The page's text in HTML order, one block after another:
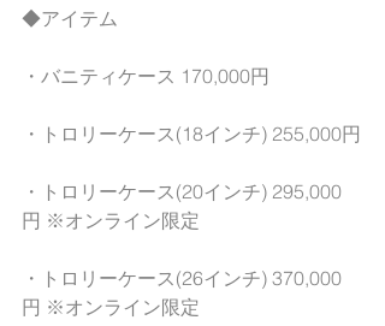
◆アイテム
・バニティケース 170,000円
・トロリーケース(18インチ) 255,000円
・トロリーケース(20インチ) 295,000
円 ※オンライン限定
・トロリーケース(26インチ) 370,000
円 ※オンライン限定